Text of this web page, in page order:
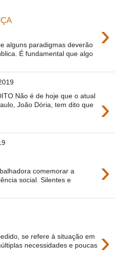
›
alguns paradigmas deverão
É fundamental que algo
›
Não é de hoje que o atual
João Dória, tem dito que
›
comemorar a
social. Silentes e
›
se refere à situação em
necessidades e poucas